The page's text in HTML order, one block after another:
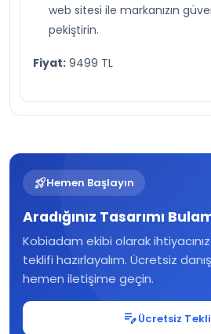
web sitesi ile markanızın
pekiştirin.
Fiyat: 9499 TL
rocket_launchHemen Başlayın
Aradığınız Tasarımı
Kobiadam ekibi olarak
teklifi hazırlayalım. Ücretsiz
hemen iletişime geçin.
edit_noteÜcretsiz